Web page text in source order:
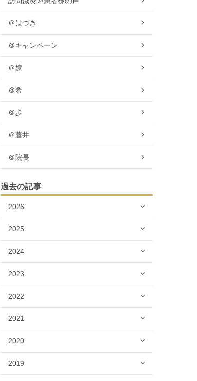
＠はづき
＠キャンペーン
＠嫁
＠希
＠歩
＠藤井
＠院長
過去の記事
2026
2025
2024
2023
2022
2021
2020
2019